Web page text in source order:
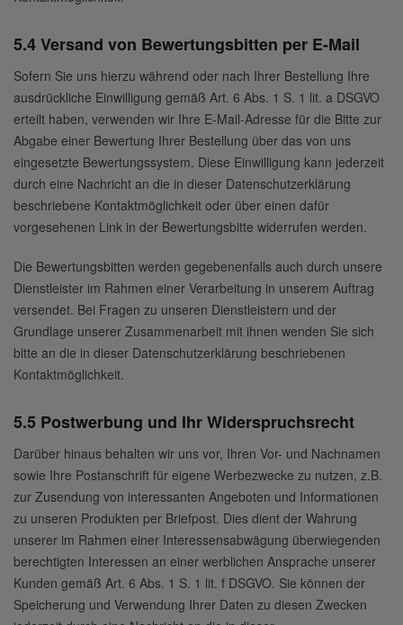
5.4 Versand von Bewertungsbitten per E-Mail
Sofern Sie uns hierzu während oder nach Ihrer Bestellung Ihre
ausdrückliche Einwilligung gemäß Art. 6 Abs. 1 S. 1 lit. a DSGVO
erteilt haben, verwenden wir Ihre E-Mail-Adresse für die Bitte zur
Abgabe einer Bewertung Ihrer Bestellung über das von uns
eingesetzte Bewertungssystem. Diese Einwilligung kann jederzeit
durch eine Nachricht an die in dieser Datenschutzerklärung
beschriebene Kontaktmöglichkeit oder über einen dafür
vorgesehenen Link in der Bewertungsbitte widerrufen werden.
Die Bewertungsbitten werden gegebenenfalls auch durch unsere
Dienstleister im Rahmen einer Verarbeitung in unserem Auftrag
versendet. Bei Fragen zu unseren Dienstleistern und der
Grundlage unserer Zusammenarbeit mit ihnen wenden Sie sich
bitte an die in dieser Datenschutzerklärung beschriebenen
Kontaktmöglichkeit.
5.5 Postwerbung und Ihr Widerspruchsrecht
Darüber hinaus behalten wir uns vor, Ihren Vor- und Nachnamen
sowie Ihre Postanschrift für eigene Werbezwecke zu nutzen, z.B.
zur Zusendung von interessanten Angeboten und Informationen
zu unseren Produkten per Briefpost. Dies dient der Wahrung
unserer im Rahmen einer Interessensabwägung überwiegenden
berechtigten Interessen an einer werblichen Ansprache unserer
Kunden gemäß Art. 6 Abs. 1 S. 1 lit. f DSGVO. Sie können der
Speicherung und Verwendung Ihrer Daten zu diesen Zwecken